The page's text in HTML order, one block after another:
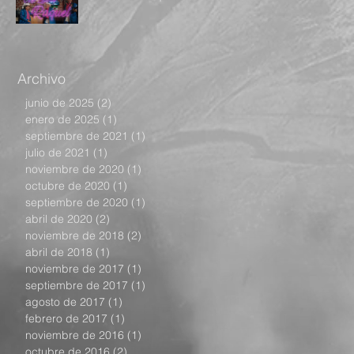
Archivo
junio de 2025 (2)
enero de 2025 (1)
septiembre de 2021 (1)
julio de 2021 (1)
noviembre de 2020 (1)
octubre de 2020 (1)
septiembre de 2020 (1)
abril de 2020 (2)
noviembre de 2018 (2)
abril de 2018 (1)
noviembre de 2017 (1)
septiembre de 2017 (1)
agosto de 2017 (1)
febrero de 2017 (1)
noviembre de 2016 (1)